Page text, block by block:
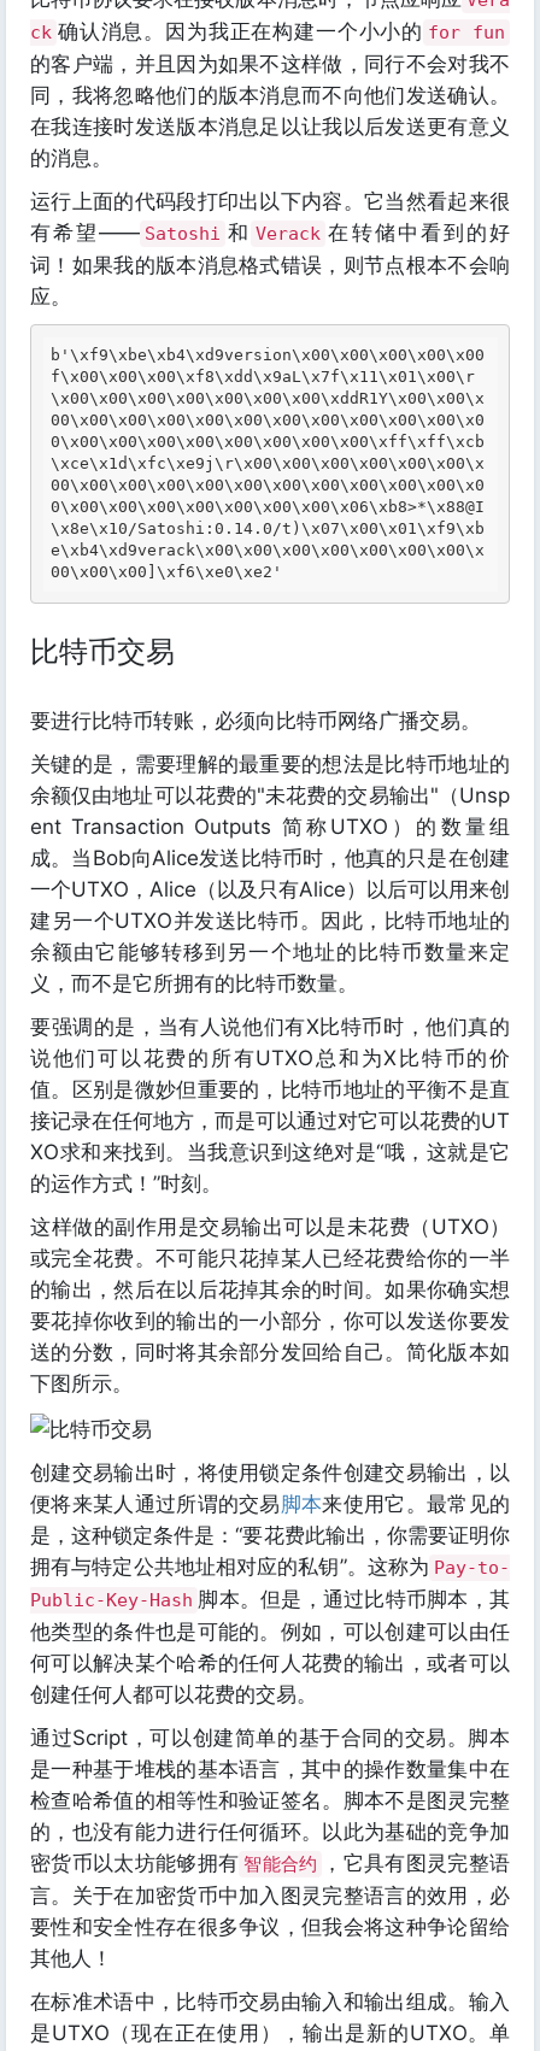
ck 确认消息。因为我正在构建一个小小的 for fun
的客户端，并且因为如果不这样做，同行不会对我不
同，我将忽略他们的版本消息而不向他们发送确认。
在我连接时发送版本消息足以让我以后发送更有意义
的消息。
运行上面的代码段打印出以下内容。它当然看起来很
有希望—— Satoshi 和 Verack 在转储中看到的好
词！如果我的版本消息格式错误，则节点根本不会响
应。
b' \xf9\xbe\xb4\xd9version\x00\x00\x00\x00\x00
f\x00\x00\x00\xf8\xdd\x9aL\x7f\x11\x01\x00\r
\x00\x00\x00\x00\x00\x00\x00\xddR1Y\x00\x00\x
00\x00\x00\x00\x00\x00\x00\x00\x00\x00\x00\x0
0\x00\x00\x00\x00\x00\x00\x00\x00\xff\xff\xcb
\xce\x1d\xfc\xe9j \r\x00\x00\x00\x00\x00\x00\x
00\x00\x00\x00\x00\x00\x00\x00\x00\x00\x00\x0
0\x00\x00\x00\x00\x00\x00\x00\x06\xb8>*\x88@I
\x8e\x10/Satoshi:0.14.0/t) \x07\x00\x01\xf9\xb
e\xb4\xd9verack\x00\x00\x00\x00\x00\x00\x00\x
00\x00\x00 \xf6\xe0\xe
比特币交易
要进行比特币转账，必须向比特币网络广播交易。
关键的是，需要理解的最重要的想法是比特币地址的
余额仅由地址可以花费的"未花费的交易输出"（Unsp
ent Transaction Outputs 简称UTXO）的数量组
成。当Bob向Alice发送比特币时，他真的只是在创建
一个UTXO，Alice（以及只有Alice）以后可以用来创
建另一个UTXO并发送比特币。因此，比特币地址的
余额由它能够转移到另一个地址的比特币数量来定
义，而不是它所拥有的比特币数量。
要强调的是，当有人说他们有X比特币时，他们真的
说他们可以花费的所有UTXO总和为X比特币的价
值。区别是微妙但重要的，比特币地址的平衡不是直
接记录在任何地方，而是可以通过对它可以花费的UT
XO求和来找到。当我意识到这绝对是“哦，这就是它
的运作方式！”时刻。
这样做的副作用是交易输出可以是未花费（UTXO）
或完全花费。不可能只花掉某人已经花费给你的一半
的输出，然后在以后花掉其余的时间。如果你确实想
要花掉你收到的输出的一小部分，你可以发送你要发
送的分数，同时将其余部分发回给自己。简化版本如
下图所示。
创建交易输出时，将使用锁定条件创建交易输出，以
便将来某人通过所谓的交易脚本来使用它。最常见的
是，这种锁定条件是：“要花费此输出，你需要证明你
拥有与特定公共地址相对应的私钥”。这称为 Pay-to-
Public-Key-Hash 脚本。但是，通过比特币脚本，其
他类型的条件也是可能的。例如，可以创建可以由任
何可以解决某个哈希的任何人花费的输出，或者可以
创建任何人都可以花费的交易。
通过Script，可以创建简单的基于合同的交易。脚本
是一种基于堆栈的基本语言，其中的操作数量集中在
检查哈希值的相等性和验证签名。脚本不是图灵完整
的，也没有能力进行任何循环。以此为基础的竞争加
密货币以太坊能够拥有 智能合约
，它具有图灵完整语
言。关于在加密货币中加入图灵完整语言的效用，必
要性和安全性存在很多争议，但我会将这种争论留给
其他人！
在标准术语中，比特币交易由输入和输出组成。输入
是UTXO（现在正在使用），输出是新的UTXO。单